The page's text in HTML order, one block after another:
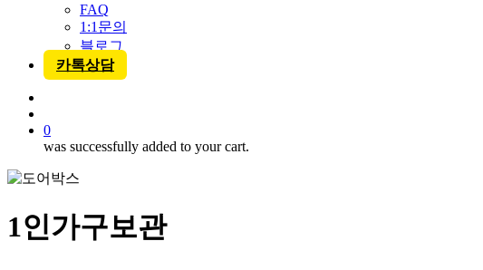
FAQ
1:1문의
블로그
카톡상담
0
was successfully added to your cart.
1인가구보관